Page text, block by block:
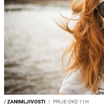
/ZANIMLJIVOSTI I PRIJE OKO 11H